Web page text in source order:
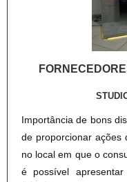
Importância de bons
de proporcionar ações
no local em que o
é possível